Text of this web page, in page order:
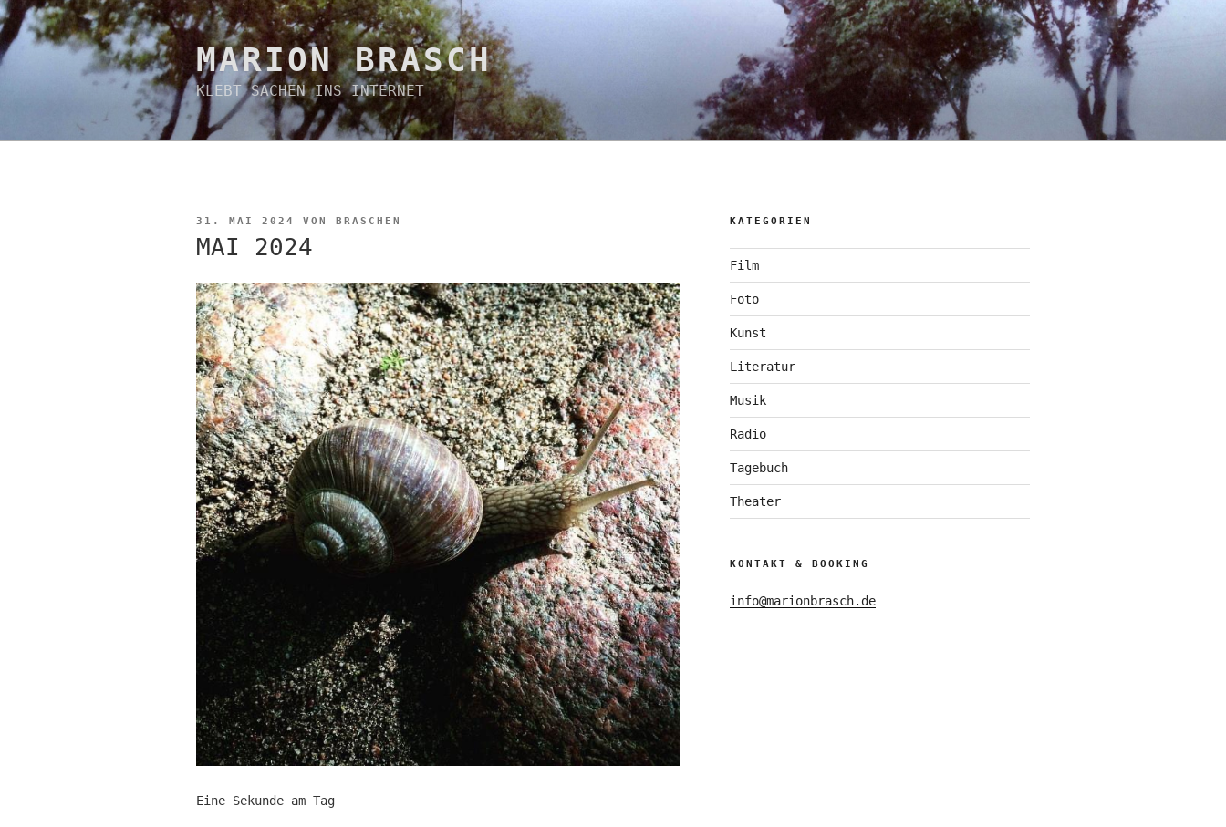
Zum
Inhalt
springen
MARION BRASCH
KLEBT SACHEN INS INTERNET
VERÖFFENTLICHT
31. MAI 2024 VONBRASCHEN
MAI 2024
Eine Sekunde am Tag
KATEGORIEN
Film
Foto
Kunst
Literatur
Musik
Radio
Tagebuch
Theater
KONTAKT & BOOKING
info@marionbrasch.de